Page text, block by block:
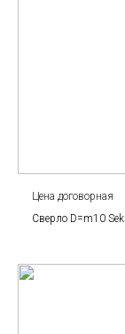
Цена договорная
Сверло D=m10